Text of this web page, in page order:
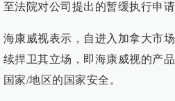
至法院对公司提出的暂缓执行申请
海康威视表示，自进入加拿大市
续捍卫其立场，即海康威视的产
国家/地区的国家安全。